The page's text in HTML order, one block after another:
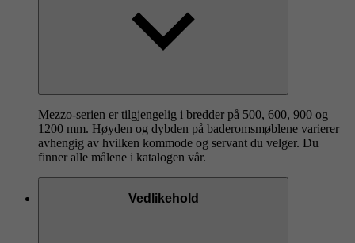
Mezzo-serien er tilgjengelig i bredder på 500, 600, 900 og
1200 mm. Høyden og dybden på baderomsmøblene varierer
avhengig av hvilken kommode og servant du velger. Du
finner alle målene i katalogen vår.
Vedlikehold